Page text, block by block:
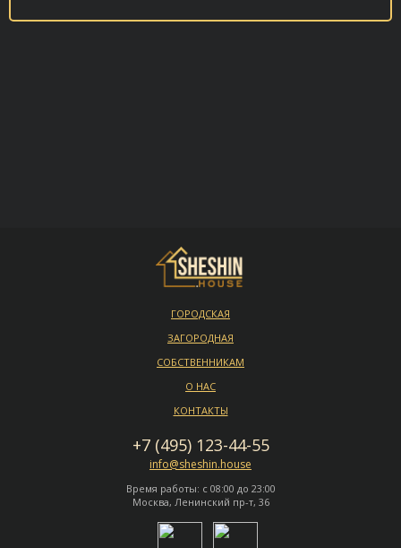
ГОРОДСКАЯ
ЗАГОРОДНАЯ
СОБСТВЕННИКАМ
О НАС
КОНТАКТЫ
+7 (495) 123-44-55
info@sheshin.house
Время работы: с 08:00 до 23:00
Москва, Ленинский пр-т, 36